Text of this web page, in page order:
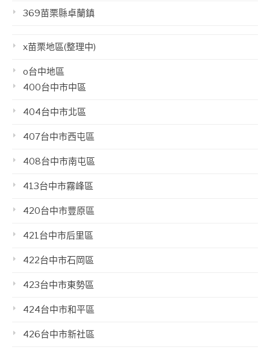
369苗栗縣卓蘭鎮
x苗栗地區(整理中)
o台中地區
400台中市中區
404台中市北區
407台中市西屯區
408台中市南屯區
413台中市霧峰區
420台中市豐原區
421台中市后里區
422台中市石岡區
423台中市東勢區
424台中市和平區
426台中市新社區